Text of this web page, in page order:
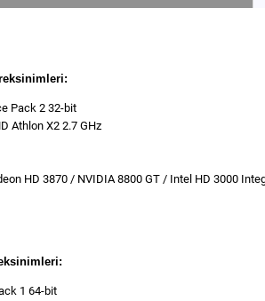
Pack 2 32-bit
Athlon X2 2.7 GHz
HD 3870 / NVIDIA 8800 GT / Intel HD 3000
1 64-bit